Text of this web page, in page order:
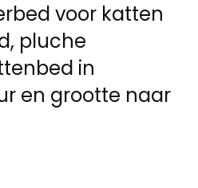
voor katten
pluche
in
en grootte naar